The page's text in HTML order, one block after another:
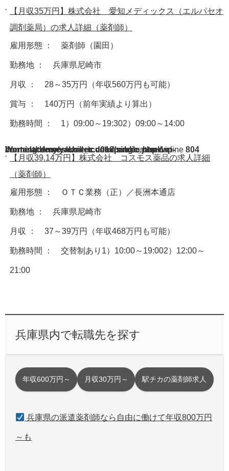
【月収35万円】株式会社 愛知メディックス（エルパセオ
調剤薬局）の求人詳細（薬剤師）
雇用形態 ： 薬剤師（園田）
勤務地 ： 兵庫県尼崎市
月収 ： 28～35万円（年収560万円も可能）
賞与 ： 140万円（前年実績より算出）
勤務時間 ： 1）09:00～19:302）09:00～14:00
Warning: A non-numeric value encountered in
/home/acdmy/yaku-rec.com/public_html/wp-content/themes/chill_tcd016/single.phpon line 804
【月収39.14万円】株式会社 コスモス薬品の求人詳細
（薬剤師）
雇用形態 ： ＯＴＣ業務（正）／長洲本通店
勤務地 ： 兵庫県尼崎市
月収 ： 37～39万円（年収468万円も可能）
勤務時間 ： 交替制あり1）10:00～19:002）12:00～
21:00
兵庫県内で転職先を探す
年収600万円～ 月収30万円～ 駅チカの薬剤師求人
兵庫県の派遣薬剤師なら自由に働けて年収800万円
～も